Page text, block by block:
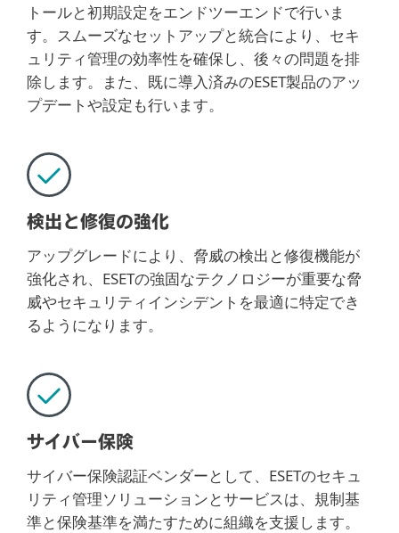
トールと初期設定をエンドツーエンドで行いま
す。スムーズなセットアップと統合により、セキ
ュリティ管理の効率性を確保し、後々の問題を排
除します。また、既に導入済みのESET製品のアッ
プデートや設定も行います。
検出と修復の強化
アップグレードにより、脅威の検出と修復機能が
強化され、ESETの強固なテクノロジーが重要な脅
威やセキュリティインシデントを最適に特定でき
るようになります。
サイバー保険
サイバー保険認証ベンダーとして、ESETのセキュ
リティ管理ソリューションとサービスは、規制基
準と保険基準を満たすために組織を支援します。